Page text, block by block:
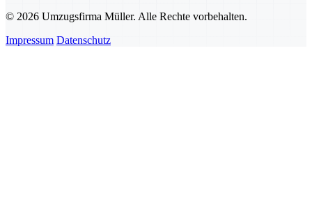
© 2026 Umzugsfirma Müller. Alle Rechte vorbehalten.
Impressum Datenschutz